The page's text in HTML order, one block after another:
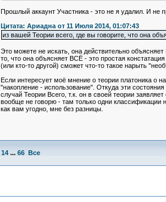
Прошлый аккаунт Участника - это не я удалил. И не
Цитата: Ариадна от 11 Июля 2014, 01:07:43
из вашей Теории всего, где вы говорите, что она
Это можете не искать, она действительно
то, что она объясняет ВСЁ - это простая
(или кто-то другой) сможет что-то такое нарыть
Если интересует моё мнение о теории платоника о
"накопление - использование". Откуда эти
случай Теории Всего, т.к. он в своей теории
вообще не говорю - там только одни
как вам угодно, мне без разницы.
14 ... 66 Все